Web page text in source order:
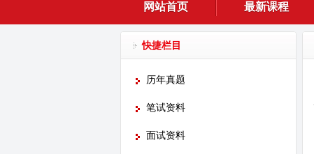
网站首页 最新课程
快捷栏目
历年真题
笔试资料
面试资料